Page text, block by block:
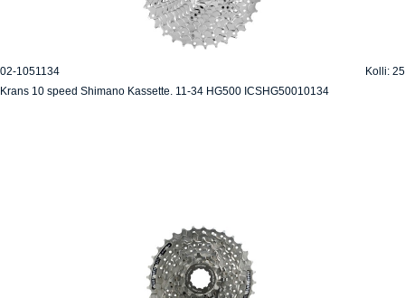
02-1051134
Kolli: 25
Krans 10 speed Shimano Kassette. 11-34 HG500 ICSHG50010134